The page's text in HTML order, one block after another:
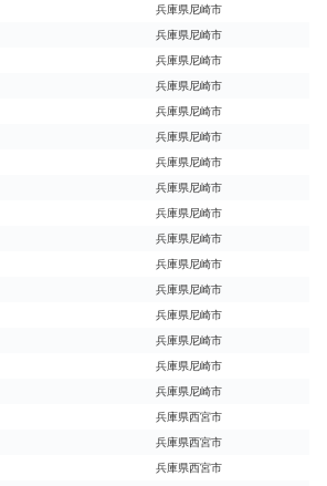
兵庫県尼崎市
兵庫県尼崎市
兵庫県尼崎市
兵庫県尼崎市
兵庫県尼崎市
兵庫県尼崎市
兵庫県尼崎市
兵庫県尼崎市
兵庫県尼崎市
兵庫県尼崎市
兵庫県尼崎市
兵庫県尼崎市
兵庫県尼崎市
兵庫県尼崎市
兵庫県尼崎市
兵庫県尼崎市
兵庫県西宮市
兵庫県西宮市
兵庫県西宮市